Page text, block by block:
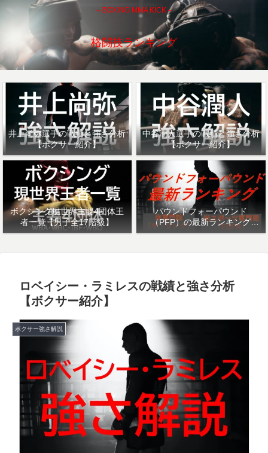
～BOXING MMA KICK～
格闘技ランキング
井上尚弥選手の戦績と強さ分析
【ボクサー紹介】
中谷潤人選手の戦績と強さ分析
【ボクサー紹介】
ボクシング現世界主要4団体王
者一覧【男子全17階級】
パウンドフォーパウンド
（PFP）の最新ランキング
「ザ・リング」・「ESPN」を
ロベイシー・ラミレスの戦績と強さ分析
【ボクサー紹介】
ボクサー強さ解説